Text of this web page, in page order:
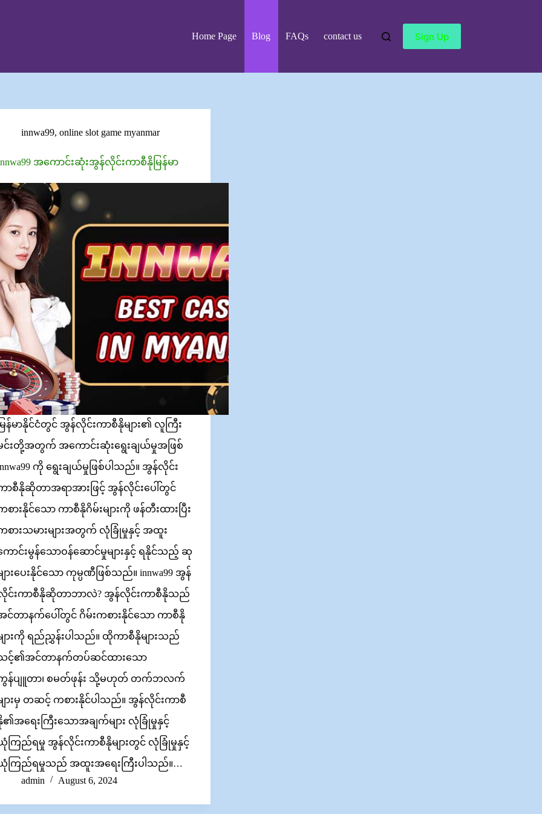
Home Page Blog FAQs contact us Sign Up
innwa99,online slot game myanmar
အကောင်းဆုံးအွန်လိုင်းကာစီနိုမြန်မာ
ြန်မာနိုင်ငံတွင် အွန်လိုင်းကာစီနိုများ၏ လူကြီး
င်းတို့အတွက် အကောင်းဆုံးရွေးချယ်မှုအဖြစ်
ကို ရွေးချယ်မှုဖြစ်ပါသည်။ အွန်လိုင်း
ာစီနိုဆိုတာအရာအားဖြင့် အွန်လိုင်းပေါ်တွင်
စားနိုင်သော ကာစီနိုဂိမ်းများကို ဖန်တီးထားပြီး
စားသမားများအတွက် လုံခြုံမှုနှင့် အထူး
ောင်းမွန်သောဝန်ဆောင်မှုများနှင့် ရနိုင်သည့် ဆု
ျားပေးနိုင်သော ကုမ္ပဏီဖြစ်သည်။ innwa99 အွန်
င်းကာစီနိုဆိုတာဘာလဲ? အွန်လိုင်းကာစီနိုသည်
င်တာနက်ပေါ်တွင် ဂိမ်းကစားနိုင်သော ကာစီနို
ျားကို ရည်ညွှန်းပါသည်။ ထိုကာစီနိုများသည်
င့်၏အင်တာနက်တပ်ဆင်ထားသော
န်ပျူတာ၊ စမတ်ဖုန်း သို့မဟုတ် တက်ဘလက်
ျားမှ တဆင့် ကစားနိုင်ပါသည်။ အွန်လိုင်းကာစီ
၏အရေးကြီးသောအချက်များ လုံခြုံမှုနှင့်
ကြည်ရမှု အွန်လိုင်းကာစီနိုများတွင် လုံခြုံမှုနှင့်
ကြည်ရမှုသည် အထူးအရေးကြီးပါသည်။…
admin
August 6, 2024